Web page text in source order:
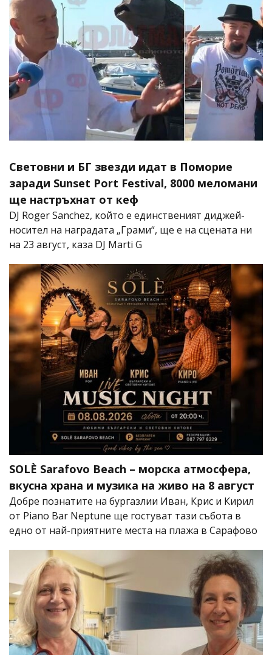
Световни и БГ звезди идат в Поморие
заради Sunset Port Festival, 8000 меломани
ще настръхнат от кеф
DJ Roger Sanchez, който е единственият диджей-
носител на наградата „Грами“, ще е на сцената ни
на 23 август, каза DJ Marti G
SOLÈ Sarafovo Beach – морска атмосфера,
вкусна храна и музика на живо на 8 август
Добре познатите на бургазлии Иван, Крис и Кирил
от Piano Bar Neptune ще гостуват тази събота в
едно от най-приятните места на плажа в Сарафово